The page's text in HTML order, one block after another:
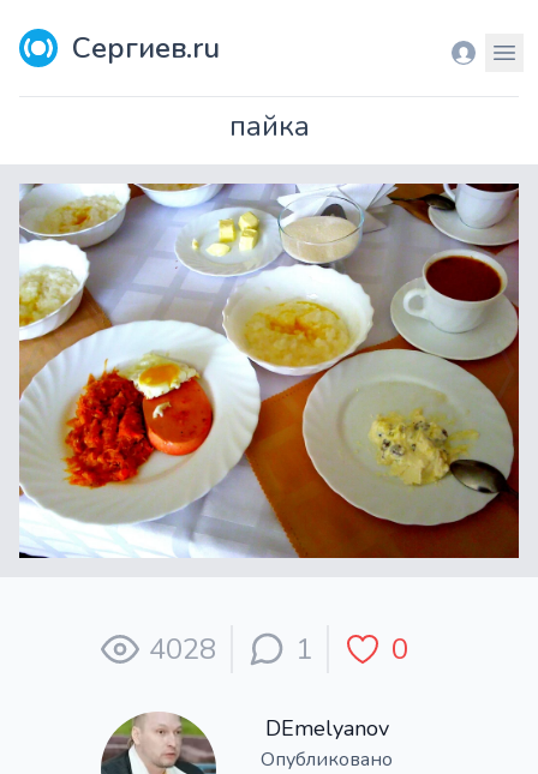
Сергиев.ru Вход
пайка
4028 1 0
DEmelyanov
Опубликовано